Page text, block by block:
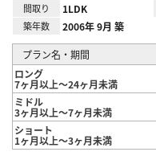
間取り 1LDK
築年数 2006年 9月 築
プラン名・期間
ロング
7ヶ月以上～24ヶ月未満
ミドル
3ヶ月以上～7ヶ月未満
ショート
1ヶ月以上～3ヶ月未満